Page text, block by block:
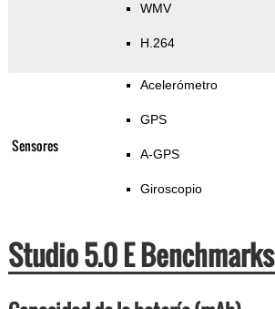
WMV
H.264
Sensores
Acelerómetro
GPS
A-GPS
Giroscopio
Studio 5.0 E Benchmarks